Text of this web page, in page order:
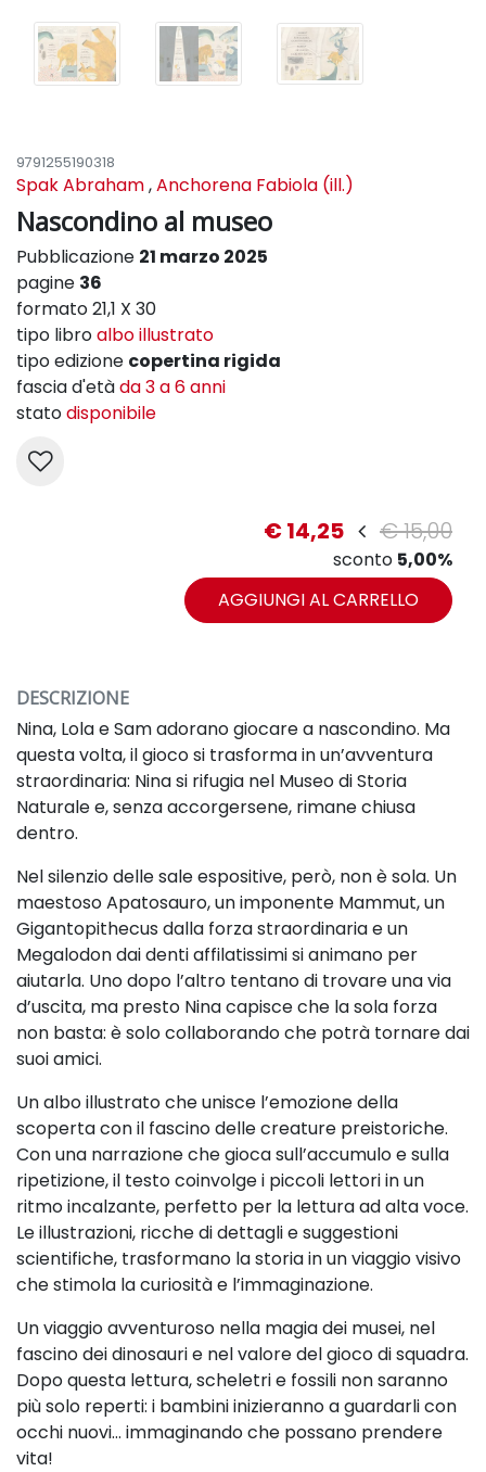
9791255190318
Spak Abraham,Anchorena Fabiola (ill.)
Nascondino al museo
Pubblicazione 21 marzo 2025
pagine 36
formato 21,1 X 30
tipo libroalbo illustrato
tipo edizione copertina rigida
fascia d'etàda 3 a 6 anni
statodisponibile
€ 14,25 € 15,00
sconto 5,00%
AGGIUNGI AL CARRELLO
DESCRIZIONE
Nina, Lola e Sam adorano giocare a nascondino. Ma
questa volta, il gioco si trasforma in un’avventura
straordinaria: Nina si rifugia nel Museo di Storia
Naturale e, senza accorgersene, rimane chiusa
dentro.
Nel silenzio delle sale espositive, però, non è sola. Un
maestoso Apatosauro, un imponente Mammut, un
Gigantopithecus dalla forza straordinaria e un
Megalodon dai denti affilatissimi si animano per
aiutarla. Uno dopo l’altro tentano di trovare una via
d’uscita, ma presto Nina capisce che la sola forza
non basta: è solo collaborando che potrà tornare dai
suoi amici.
Un albo illustrato che unisce l’emozione della
scoperta con il fascino delle creature preistoriche.
Con una narrazione che gioca sull’accumulo e sulla
ripetizione, il testo coinvolge i piccoli lettori in un
ritmo incalzante, perfetto per la lettura ad alta voce.
Le illustrazioni, ricche di dettagli e suggestioni
scientifiche, trasformano la storia in un viaggio visivo
che stimola la curiosità e l’immaginazione.
Un viaggio avventuroso nella magia dei musei, nel
fascino dei dinosauri e nel valore del gioco di squadra.
Dopo questa lettura, scheletri e fossili non saranno
più solo reperti: i bambini inizieranno a guardarli con
occhi nuovi… immaginando che possano prendere
vita!